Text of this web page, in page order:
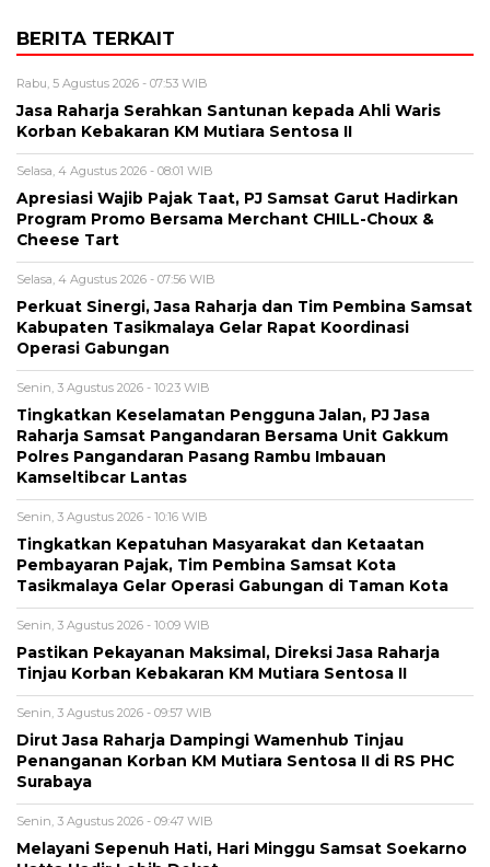
BERITA TERKAIT
Rabu, 5 Agustus 2026 - 07:53 WIB
Jasa Raharja Serahkan Santunan kepada Ahli Waris
Korban Kebakaran KM Mutiara Sentosa II
Selasa, 4 Agustus 2026 - 08:01 WIB
Apresiasi Wajib Pajak Taat, PJ Samsat Garut Hadirkan
Program Promo Bersama Merchant CHILL-Choux &
Cheese Tart
Selasa, 4 Agustus 2026 - 07:56 WIB
Perkuat Sinergi, Jasa Raharja dan Tim Pembina Samsat
Kabupaten Tasikmalaya Gelar Rapat Koordinasi
Operasi Gabungan
Senin, 3 Agustus 2026 - 10:23 WIB
Tingkatkan Keselamatan Pengguna Jalan, PJ Jasa
Raharja Samsat Pangandaran Bersama Unit Gakkum
Polres Pangandaran Pasang Rambu Imbauan
Kamseltibcar Lantas
Senin, 3 Agustus 2026 - 10:16 WIB
Tingkatkan Kepatuhan Masyarakat dan Ketaatan
Pembayaran Pajak, Tim Pembina Samsat Kota
Tasikmalaya Gelar Operasi Gabungan di Taman Kota
Senin, 3 Agustus 2026 - 10:09 WIB
Pastikan Pekayanan Maksimal, Direksi Jasa Raharja
Tinjau Korban Kebakaran KM Mutiara Sentosa II
Senin, 3 Agustus 2026 - 09:57 WIB
Dirut Jasa Raharja Dampingi Wamenhub Tinjau
Penanganan Korban KM Mutiara Sentosa II di RS PHC
Surabaya
Senin, 3 Agustus 2026 - 09:47 WIB
Melayani Sepenuh Hati, Hari Minggu Samsat Soekarno